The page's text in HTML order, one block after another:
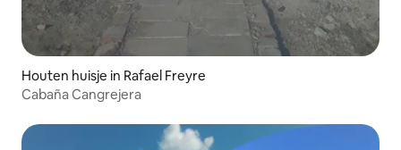
Houten huisje in Rafael Freyre
Cabaña Cangrejera